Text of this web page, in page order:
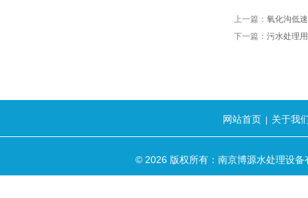
上一篇： 氧化沟低
下一篇： 污水处理
网站首页 关于我
© 2026 版权所有：南京博源水处理设